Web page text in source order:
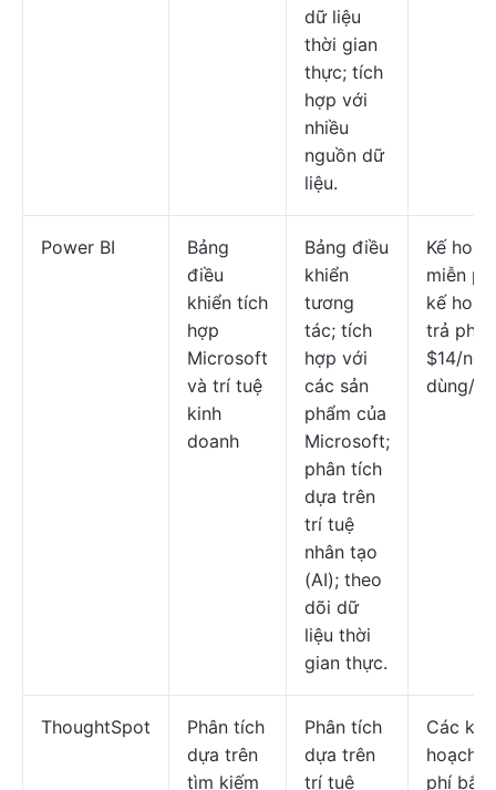
dữ liệu
thời gian
thực; tích
hợp với
nhiều
nguồn dữ
liệu.
Power BI
Bảng
điều
khiển tích
hợp
Microsoft
và trí tuệ
kinh
doanh
Bảng điều
khiển
tương
tác; tích
hợp với
các sản
phẩm của
Microsoft;
phân tích
dựa trên
trí tuệ
nhân tạo
(AI); theo
dõi dữ
liệu thời
gian thực.
Kế
miễn
kế
trả phí
$14/
dùng/
ThoughtSpot
Phân tích
dựa trên
tìm kiếm
Phân tích
dựa trên
trí tuệ
Các kế
hoạch
phí bắt